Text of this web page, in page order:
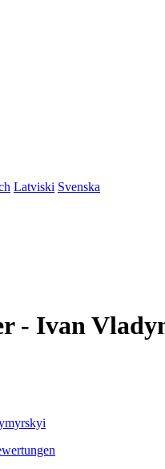
Latviski Svenska
- Ivan